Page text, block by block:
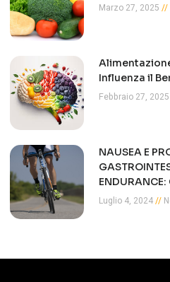
Marzo 27, 2025
Influenza il
Febbraio 27, 2025
NAUSEA E
ENDURANCE:
Luglio 4, 2024